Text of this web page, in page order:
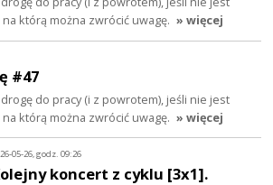
którą można zwrócić uwagę. » więcej
#47
do pracy (i z powrotem), jeśli nie jest
którą można zwrócić uwagę. » więcej
05-26, godz. 09:26
koncert z cyklu [3x1].